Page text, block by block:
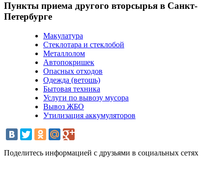
Пункты приема другого вторсырья в Санкт-
Петербурге
Макулатура
Стеклотара и стеклобой
Металлолом
Автопокришек
Опасных отходов
Одежда (ветошь)
Бытовая техника
Услуги по вывозу мусора
Вывоз ЖБО
Утилизация аккумуляторов
Поделитесь информацией с друзьями в социальных сетях